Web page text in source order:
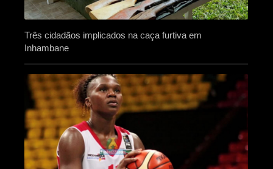
Três cidadãos implicados na caça furtiva em
Inhambane